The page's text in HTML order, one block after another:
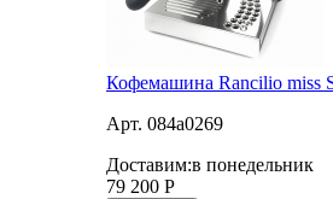
Кофемашина Rancilio miss
Арт. 084a0269
Доставим:в понедельник
79 200 Р